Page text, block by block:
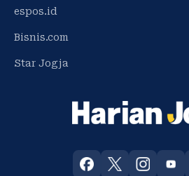
espos.id
Bisnis.com
Star Jogja